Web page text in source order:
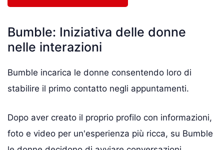
Bumble: Iniziativa delle donne
nelle interazioni
Bumble incarica le donne consentendo loro di
stabilire il primo contatto negli appuntamenti.
Dopo aver creato il proprio profilo con informazioni,
foto e video per un'esperienza più ricca, su Bumble